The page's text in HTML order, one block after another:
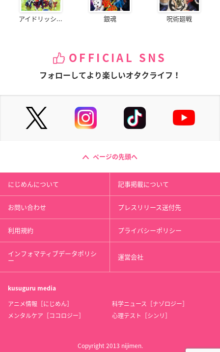
アイドリッシ... 銀魂 呪術廻戦
OFFICIAL SNS
フォローしてより楽しいオタクライフ！
ページの先頭へ
にじめんについて 記事掲載について
お問い合わせ プレスリリース送付先
利用規約 プライバシーポリシー
インフォマティブデータポリシ
ー 運営会社
kusuguru media
アニメ情報［にじめん］
科学ニュース［ナゾロジー］
メンタルケア［ココロジー］
心理テスト［シンリ］
Copyright 2013 nijimen.